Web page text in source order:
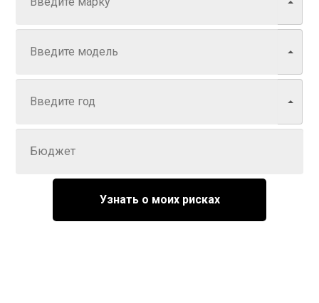
Узнать о моих рисках